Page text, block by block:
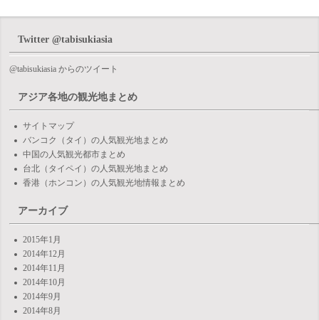
Twitter @tabisukiasia
@tabisukiasia からのツイート
アジア各地の観光地まとめ
サイトマップ
バンコク（タイ）の人気観光地まとめ
中国の人気観光都市まとめ
台北（タイペイ）の人気観光地まとめ
香港（ホンコン）の人気観光地情報まとめ
アーカイブ
2015年1月
2014年12月
2014年11月
2014年10月
2014年9月
2014年8月